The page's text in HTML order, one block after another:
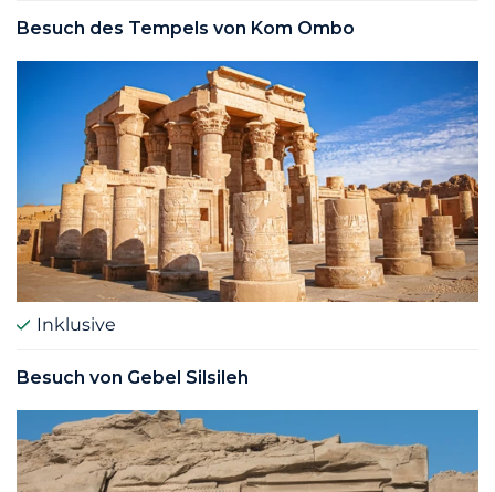
Besuch des Tempels von Kom Ombo
Inklusive
Besuch von Gebel Silsileh